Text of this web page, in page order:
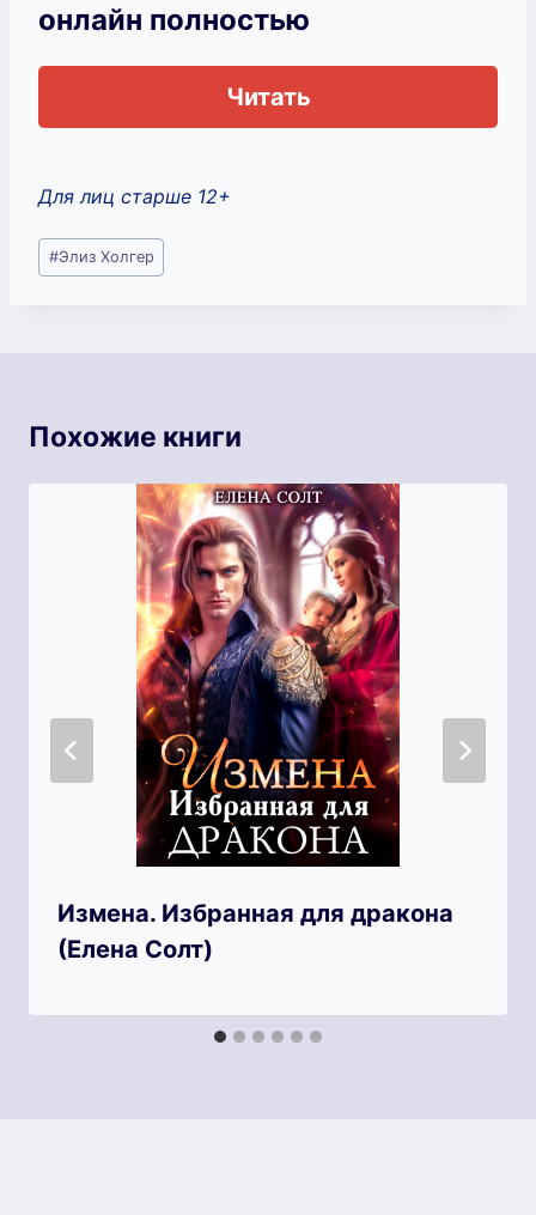
онлайн полностью
Читать
Для лиц старше 12+
Метки
записи:
#Элиз Холгер
Похожие книги
Измена. Избранная для дракона
(Елена Солт)